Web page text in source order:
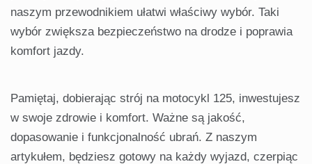
naszym przewodnikiem ułatwi właściwy wybór. Taki
wybór zwiększa bezpieczeństwo na drodze i poprawia
komfort jazdy.
Pamiętaj, dobierając strój na motocykl 125, inwestujesz
w swoje zdrowie i komfort. Ważne są jakość,
dopasowanie i funkcjonalność ubrań. Z naszym
artykułem, będziesz gotowy na każdy wyjazd, czerpiąc